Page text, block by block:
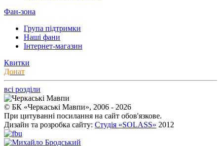
Фан-зона
Група підтримки
Наші фани
Інтернет-магазин
Квитки
Донат
всі розділи
© БК «Черкаські Мавпи», 2006 - 2026
При цитуванні посилання на сайт обов'язкове.
Дизайн та розробка сайту: Студія «SOLASS» 2012